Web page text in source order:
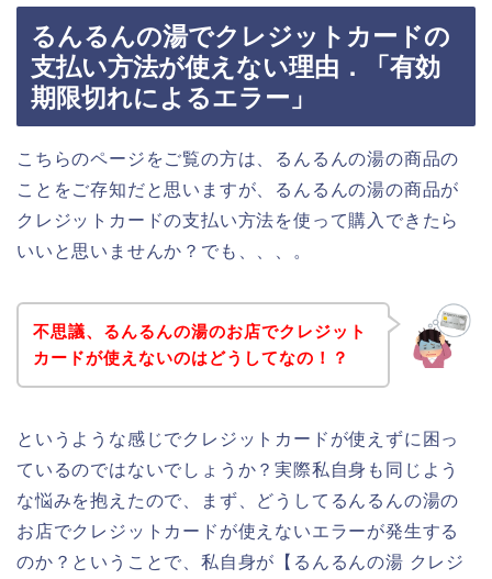
るんるんの湯でクレジットカードの
支払い方法が使えない理由．「有効
期限切れによるエラー」
こちらのページをご覧の方は、るんるんの湯の商品の
ことをご存知だと思いますが、るんるんの湯の商品が
クレジットカードの支払い方法を使って購入できたら
いいと思いませんか？でも、、、。
不思議、るんるんの湯のお店でクレジット
カードが使えないのはどうしてなの！？
というような感じでクレジットカードが使えずに困っ
ているのではないでしょうか？実際私自身も同じよう
な悩みを抱えたので、まず、どうしてるんるんの湯の
お店でクレジットカードが使えないエラーが発生する
のか？ということで、私自身が【るんるんの湯 クレジ